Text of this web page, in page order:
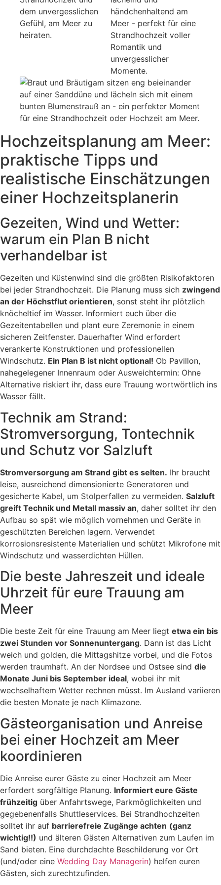
Hochzeitsplanung am Meer:
praktische Tipps und
realistische Einschätzungen
einer Hochzeitsplanerin
Gezeiten, Wind und Wetter:
warum ein Plan B nicht
verhandelbar ist
Gezeiten und Küstenwind sind die größten Risikofaktoren
bei jeder Strandhochzeit. Die Planung muss sich zwingend
an der Höchstflut orientieren, sonst steht ihr plötzlich
knöcheltief im Wasser. Informiert euch über die
Gezeitentabellen und plant eure Zeremonie in einem
sicheren Zeitfenster. Dauerhafter Wind erfordert
verankerte Konstruktionen und professionellen
Windschutz. Ein Plan B ist nicht optional! Ob Pavillon,
nahegelegener Innenraum oder Ausweichtermin: Ohne
Alternative riskiert ihr, dass eure Trauung wortwörtlich ins
Wasser fällt.
Technik am Strand:
Stromversorgung, Tontechnik
und Schutz vor Salzluft
Stromversorgung am Strand gibt es selten. Ihr braucht
leise, ausreichend dimensionierte Generatoren und
gesicherte Kabel, um Stolperfallen zu vermeiden. Salzluft
greift Technik und Metall massiv an, daher solltet ihr den
Aufbau so spät wie möglich vornehmen und Geräte in
geschützten Bereichen lagern. Verwendet
korrosionsresistente Materialien und schützt Mikrofone mit
Windschutz und wasserdichten Hüllen.
Die beste Jahreszeit und ideale
Uhrzeit für eure Trauung am
Meer
Die beste Zeit für eine Trauung am Meer liegt etwa ein bis
zwei Stunden vor Sonnenuntergang. Dann ist das Licht
weich und golden, die Mittagshitze vorbei, und die Fotos
werden traumhaft. An der Nordsee und Ostsee sind die
Monate Juni bis September ideal, wobei ihr mit
wechselhaftem Wetter rechnen müsst. Im Ausland variieren
die besten Monate je nach Klimazone.
Gästeorganisation und Anreise
bei einer Hochzeit am Meer
koordinieren
Die Anreise eurer Gäste zu einer Hochzeit am Meer
erfordert sorgfältige Planung. Informiert eure Gäste
frühzeitig über Anfahrtswege, Parkmöglichkeiten und
gegebenenfalls Shuttleservices. Bei Strandhochzeiten
solltet ihr auf barrierefreie Zugänge achten (ganz
wichtig!!) und älteren Gästen Alternativen zum Laufen im
Sand bieten. Eine durchdachte Beschilderung vor Ort
(und/oder eine Wedding Day Managerin) helfen euren
Gästen, sich zurechtzufinden.